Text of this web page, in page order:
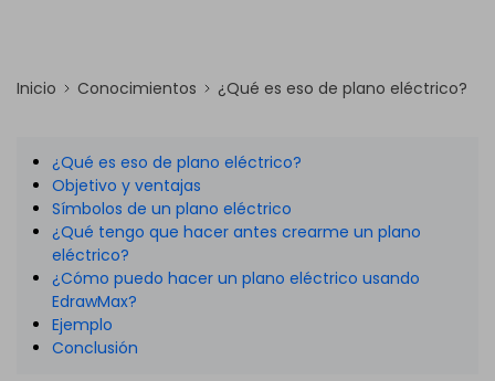
Inicio Conocimientos ¿Qué es eso de plano eléctrico?
¿Qué es eso de plano eléctrico?
Objetivo y ventajas
Símbolos de un plano eléctrico
¿Qué tengo que hacer antes crearme un plano
eléctrico?
¿Cómo puedo hacer un plano eléctrico usando
EdrawMax?
Ejemplo
Conclusión